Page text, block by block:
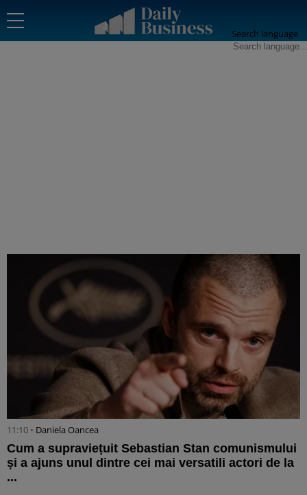
Search language
11:10 • Daniela Oancea
Cum a supraviețuit Sebastian Stan comunismului
și a ajuns unul dintre cei mai versatili actori de la
...